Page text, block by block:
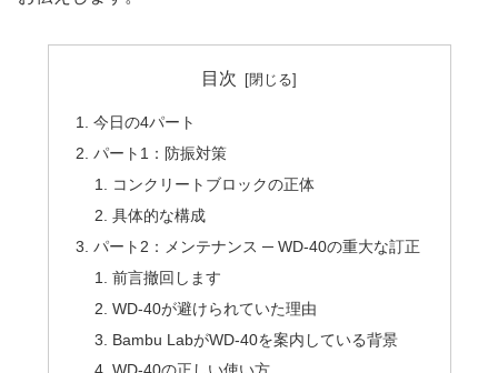
目次
今日の4パート
パート1：防振対策
コンクリートブロックの正体
具体的な構成
パート2：メンテナンス ─ WD-40の重大な訂正
前言撤回します
WD-40が避けられていた理由
Bambu LabがWD-40を案内している背景